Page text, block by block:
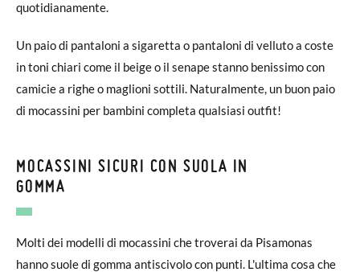
quotidianamente.
Un paio di pantaloni a sigaretta o pantaloni di velluto a coste
in toni chiari come il beige o il senape stanno benissimo con
camicie a righe o maglioni sottili. Naturalmente, un buon paio
di mocassini per bambini completa qualsiasi outfit!
MOCASSINI SICURI CON SUOLA IN
GOMMA
Molti dei modelli di mocassini che troverai da Pisamonas
hanno suole di gomma antiscivolo con punti. L'ultima cosa che